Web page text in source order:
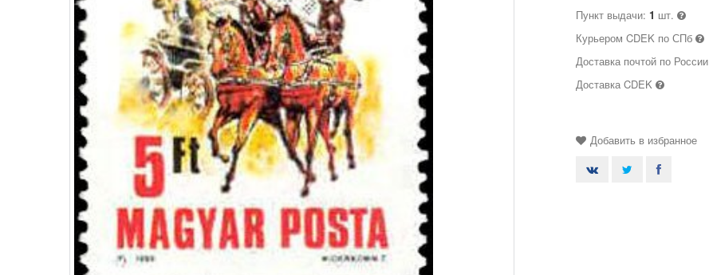
Пункт выдачи: 1 шт.
Курьером CDEK по СПб
Доставка почтой по России
Доставка CDEK
Добавить в избранное